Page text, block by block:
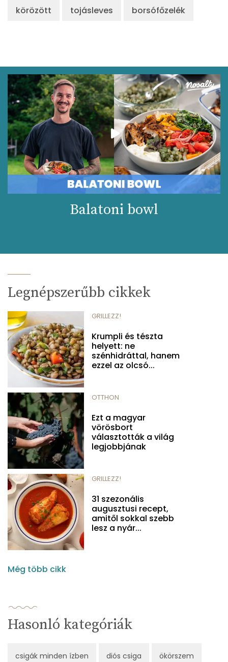
körözött tojásleves borsófőzelék
Balatoni bowl
Legnépszerűbb cikkek
GRILLEZZ!
Krumpli és tészta
helyett: ne
szénhidráttal, hanem
ezzel az olcsó...
OTTHON
Ezt a magyar
vörösbort
választották a világ
legjobbjának
GRILLEZZ!
31 szezonális
augusztusi recept,
amitől sokkal szebb
lesz a nyár...
Még több cikk
Hasonló kategóriák
csigák minden ízben diós csiga ökörszem